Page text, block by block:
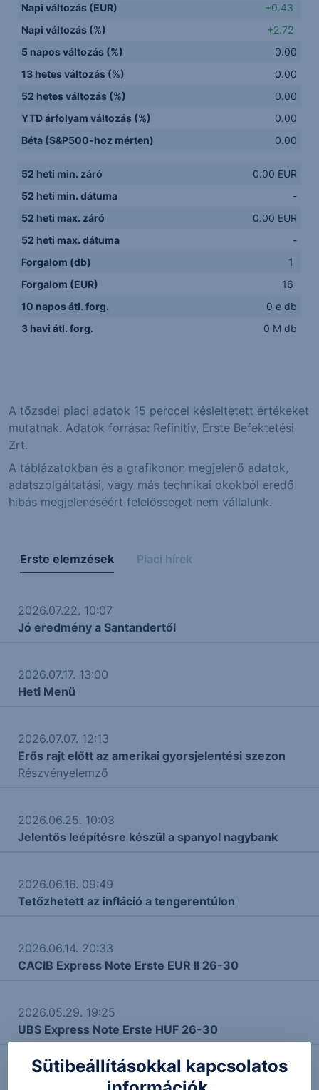
Napi változás (EUR)
+0.43
Napi változás (%)
+2.72
5 napos változás (%)
0.00
13 hetes változás (%)
0.00
52 hetes változás (%)
0.00
YTD árfolyam változás (%)
0.00
Béta (S&P500-hoz mérten)
0.00
52 heti min. záró
0.00 EUR
52 heti min. dátuma
-
52 heti max. záró
0.00 EUR
52 heti max. dátuma
-
Forgalom (db)
1
Forgalom (EUR)
16
10 napos átl. forg.
0 e db
3 havi átl. forg.
0 M db
A tőzsdei piaci adatok 15 perccel késleltetett értékeket
mutatnak. Adatok forrása: Refinitiv, Erste Befektetési
Zrt.
A táblázatokban és a grafikonon megjelenő adatok,
adatszolgáltatási, vagy más technikai okokból eredő
hibás megjelenéséért felelősséget nem vállalunk.
Erste elemzések Piaci hírek
2026.07.22. 10:07
Jó eredmény a Santandertől
2026.07.17. 13:00
Heti Menü
2026.07.07. 12:13
Erős rajt előtt az amerikai gyorsjelentési szezon
Részvényelemző
2026.06.25. 10:03
Jelentős leépítésre készül a spanyol nagybank
2026.06.16. 09:49
Tetőzhetett az infláció a tengerentúlon
2026.06.14. 20:33
CACIB Express Note Erste EUR II 26-30
2026.05.29. 19:25
UBS Express Note Erste HUF 26-30
2026.05.29. 10:18
Sütibeállításokkal kapcsolatos